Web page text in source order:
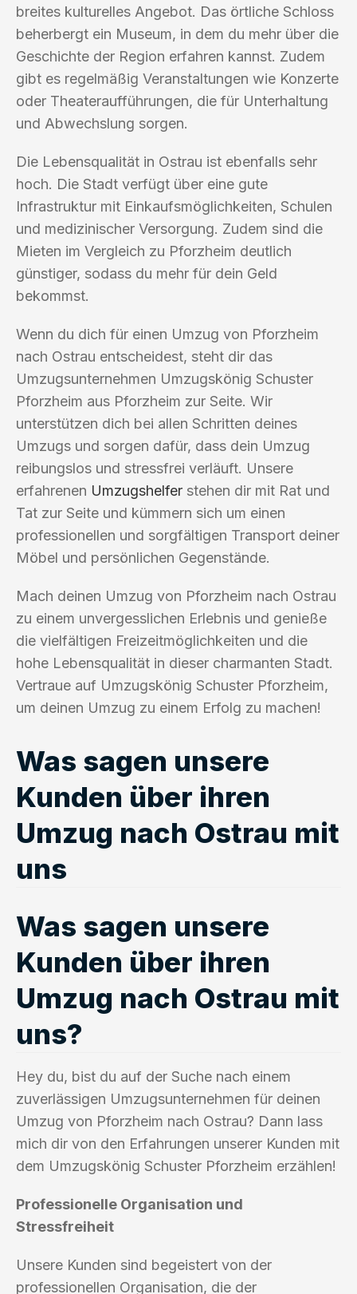
breites kulturelles Angebot. Das örtliche Schloss
beherbergt ein Museum, in dem du mehr über die
Geschichte der Region erfahren kannst. Zudem
gibt es regelmäßig Veranstaltungen wie Konzerte
oder Theateraufführungen, die für Unterhaltung
und Abwechslung sorgen.
Die Lebensqualität in Ostrau ist ebenfalls sehr
hoch. Die Stadt verfügt über eine gute
Infrastruktur mit Einkaufsmöglichkeiten, Schulen
und medizinischer Versorgung. Zudem sind die
Mieten im Vergleich zu Pforzheim deutlich
günstiger, sodass du mehr für dein Geld
bekommst.
Wenn du dich für einen Umzug von Pforzheim
nach Ostrau entscheidest, steht dir das
Umzugsunternehmen Umzugskönig Schuster
Pforzheim aus Pforzheim zur Seite. Wir
unterstützen dich bei allen Schritten deines
Umzugs und sorgen dafür, dass dein Umzug
reibungslos und stressfrei verläuft. Unsere
erfahrenen Umzugshelfer stehen dir mit Rat und
Tat zur Seite und kümmern sich um einen
professionellen und sorgfältigen Transport deiner
Möbel und persönlichen Gegenstände.
Mach deinen Umzug von Pforzheim nach Ostrau
zu einem unvergesslichen Erlebnis und genieße
die vielfältigen Freizeitmöglichkeiten und die
hohe Lebensqualität in dieser charmanten Stadt.
Vertraue auf Umzugskönig Schuster Pforzheim,
um deinen Umzug zu einem Erfolg zu machen!
Was sagen unsere
Kunden über ihren
Umzug nach Ostrau mit
uns
Was sagen unsere
Kunden über ihren
Umzug nach Ostrau mit
uns?
Hey du, bist du auf der Suche nach einem
zuverlässigen Umzugsunternehmen für deinen
Umzug von Pforzheim nach Ostrau? Dann lass
mich dir von den Erfahrungen unserer Kunden mit
dem Umzugskönig Schuster Pforzheim erzählen!
Professionelle Organisation und
Stressfreiheit
Unsere Kunden sind begeistert von der
professionellen Organisation, die der